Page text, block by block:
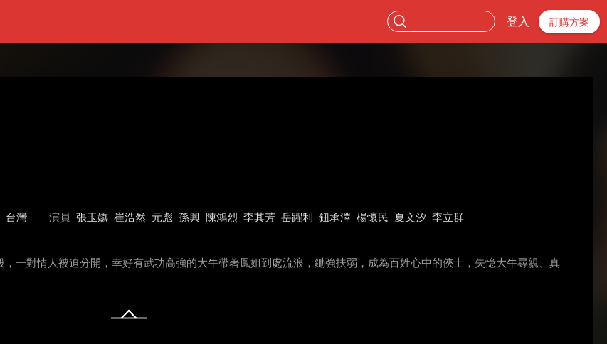
登入 訂購方案
台灣 演員 張玉嬿 崔浩然 元彪 孫興 陳鴻烈 李其芳 岳躍利 鈕承澤 楊懷民 夏文汐 李立群
一對情人被迫分開，幸好有武功高強的大牛帶著鳳姐到處流浪，鋤強扶弱，成為百姓心中的俠士，失憶大牛尋親、真